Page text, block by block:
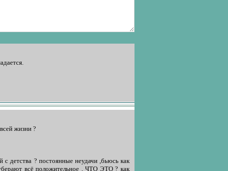
жизни ?
детства ? постоянные неудачи ,бьюсь как
всё положительное , ЧТО ЭТО ? как